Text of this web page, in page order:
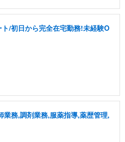
/初日から完全在宅勤務!未経験O
業務,調剤業務,服薬指導,薬歴管理,